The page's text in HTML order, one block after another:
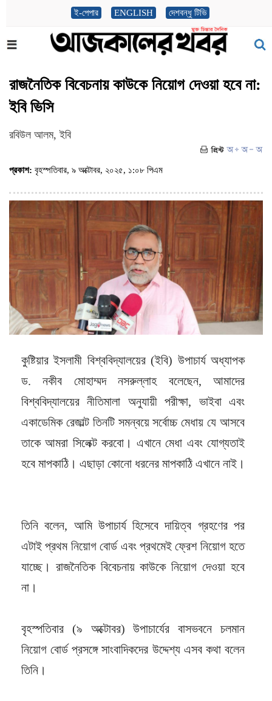
ই-পেপার ENGLISH দেশবন্ধু টিভি
রাজনৈতিক বিবেচনায় কাউকে নিয়োগ দেওয়া হবে না:
ইবি ভিসি
রবিউল আলম, ইবি
প্রকাশ: বৃহস্পতিবার, ৯ অক্টোবর, ২০২৫, ১:০৮ পিএম
কুষ্টিয়ার ইসলামী বিশ্ববিদ্যালয়ের (ইবি) উপাচার্য অধ্যাপক
ড. নকীব মোহাম্মদ নসরুল্লাহ বলেছেন, আমাদের
বিশ্ববিদ্যালয়ের নীতিমালা অনুযায়ী পরীক্ষা, ভাইবা এবং
একাডেমিক রেজাল্ট তিনটি সমন্বয়ে সর্বোচ্চ মেধায় যে আসবে
তাকে আমরা সিলেক্ট করবো। এখানে মেধা এবং যোগ্যতাই
হবে মাপকাঠি। এছাড়া কোনো ধরনের মাপকাঠি এখানে নাই।
তিনি বলেন, আমি উপাচার্য হিসেবে দায়িত্ব গ্রহণের পর
এটাই প্রথম নিয়োগ বোর্ড এবং প্রথমেই ফ্রেশ নিয়োগ হতে
যাচ্ছে। রাজনৈতিক বিবেচনায় কাউকে নিয়োগ দেওয়া হবে
না।
বৃহস্পতিবার (৯ অক্টোবর) উপাচার্যের বাসভবনে চলমান
নিয়োগ বোর্ড প্রসঙ্গে সাংবাদিকদের উদ্দেশ্য এসব কথা বলেন
তিনি।